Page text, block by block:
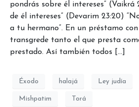
pondrás sobre él intereses” (Vaikrá
de él intereses” (Devarim 23:20)
a tu hermano”. En un préstamo
transgrede tanto el que presta
prestado. Así también todos […]
Éxodo halajá Ley judía
Mishpatim Torá